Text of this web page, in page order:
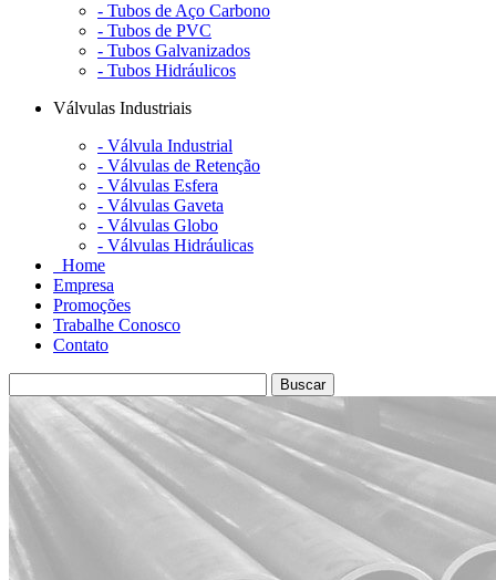
- Tubos de Aço Carbono
- Tubos de PVC
- Tubos Galvanizados
- Tubos Hidráulicos
Válvulas Industriais
- Válvula Industrial
- Válvulas de Retenção
- Válvulas Esfera
- Válvulas Gaveta
- Válvulas Globo
- Válvulas Hidráulicas
Home
Empresa
Promoções
Trabalhe Conosco
Contato